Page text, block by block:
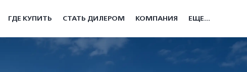
ГДЕ КУПИТЬ СТАТЬ ДИЛЕРОМ КОМПАНИЯ ЕЩЕ...